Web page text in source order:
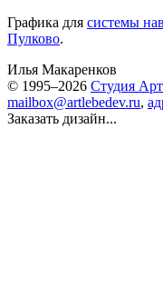
Графика для системы
Пулково.
Илья Макаренков
© 1995–2026 Студия
mailbox@artlebedev.ru,
Заказать дизайн...